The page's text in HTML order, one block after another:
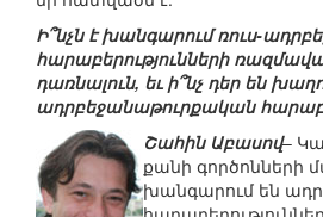
Ի՞նչն է խանգարում ռուս-
հարաբերությունների
դառնալուն, եւ ի՞նչ դեր են
ադրբեջանաթուրքական
Շահին Աբասով–
քանի գործոնների
խանգարում են